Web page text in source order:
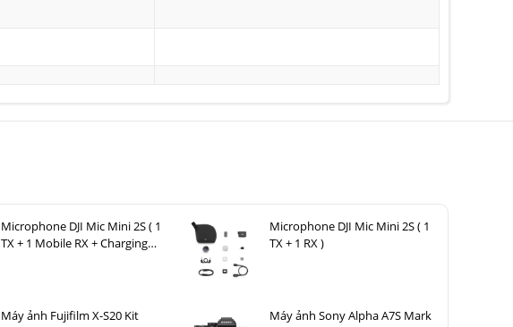
Microphone DJI Mic Mini 2S ( 1
TX + 1 Mobile RX + Charging
Microphone DJI Mic Mini 2S ( 1
TX + 1 RX )
Máy ảnh Fujifilm X-S20 Kit
Máy ảnh Sony Alpha A7S Mark